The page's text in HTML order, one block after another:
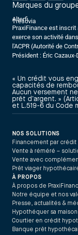
Marques du
Alterfi
Trésovia
PraxiFinance est inscrit
exerce son activité
l'ACPR (Autorité de
Président : Éric Cazaux-
« Un crédit vous
capacités de
Aucun versement
prêt d’argent. »
et L.519-6 du Code
NOS SOLUTIONS
Financement par
Vente à réméré –
Vente avec
Prêt viager
À PROPOS
À propos de
Notre équipe et nos
Presse, actualités &
Hypothéquer sa maison
Courtier en crédit
Banque prêt